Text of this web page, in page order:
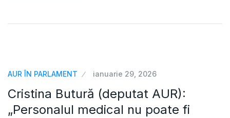
AUR ÎN PARLAMENT ianuarie 29, 2026
Cristina Butură (deputat AUR):
„Personalul medical nu poate fi